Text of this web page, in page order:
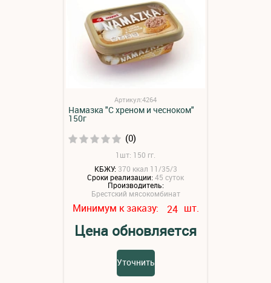
Артикул:4264
Намазка "С хреном и чесноком"
150г
(0)
1шт: 150 гг.
КБЖУ: 370 ккал 11/35/3
Сроки реализации:45 суток
Производитель:
Брестский мясокомбинат
Минимум к заказу: 24 шт.
Цена обновляется
Уточнить